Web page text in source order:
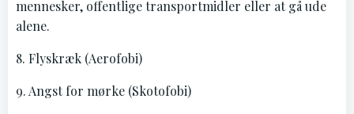
mennesker, offentlige transportmidler eller at gå ude
alene.
8. Flyskræk (Aerofobi)
9. Angst for mørke (Skotofobi)